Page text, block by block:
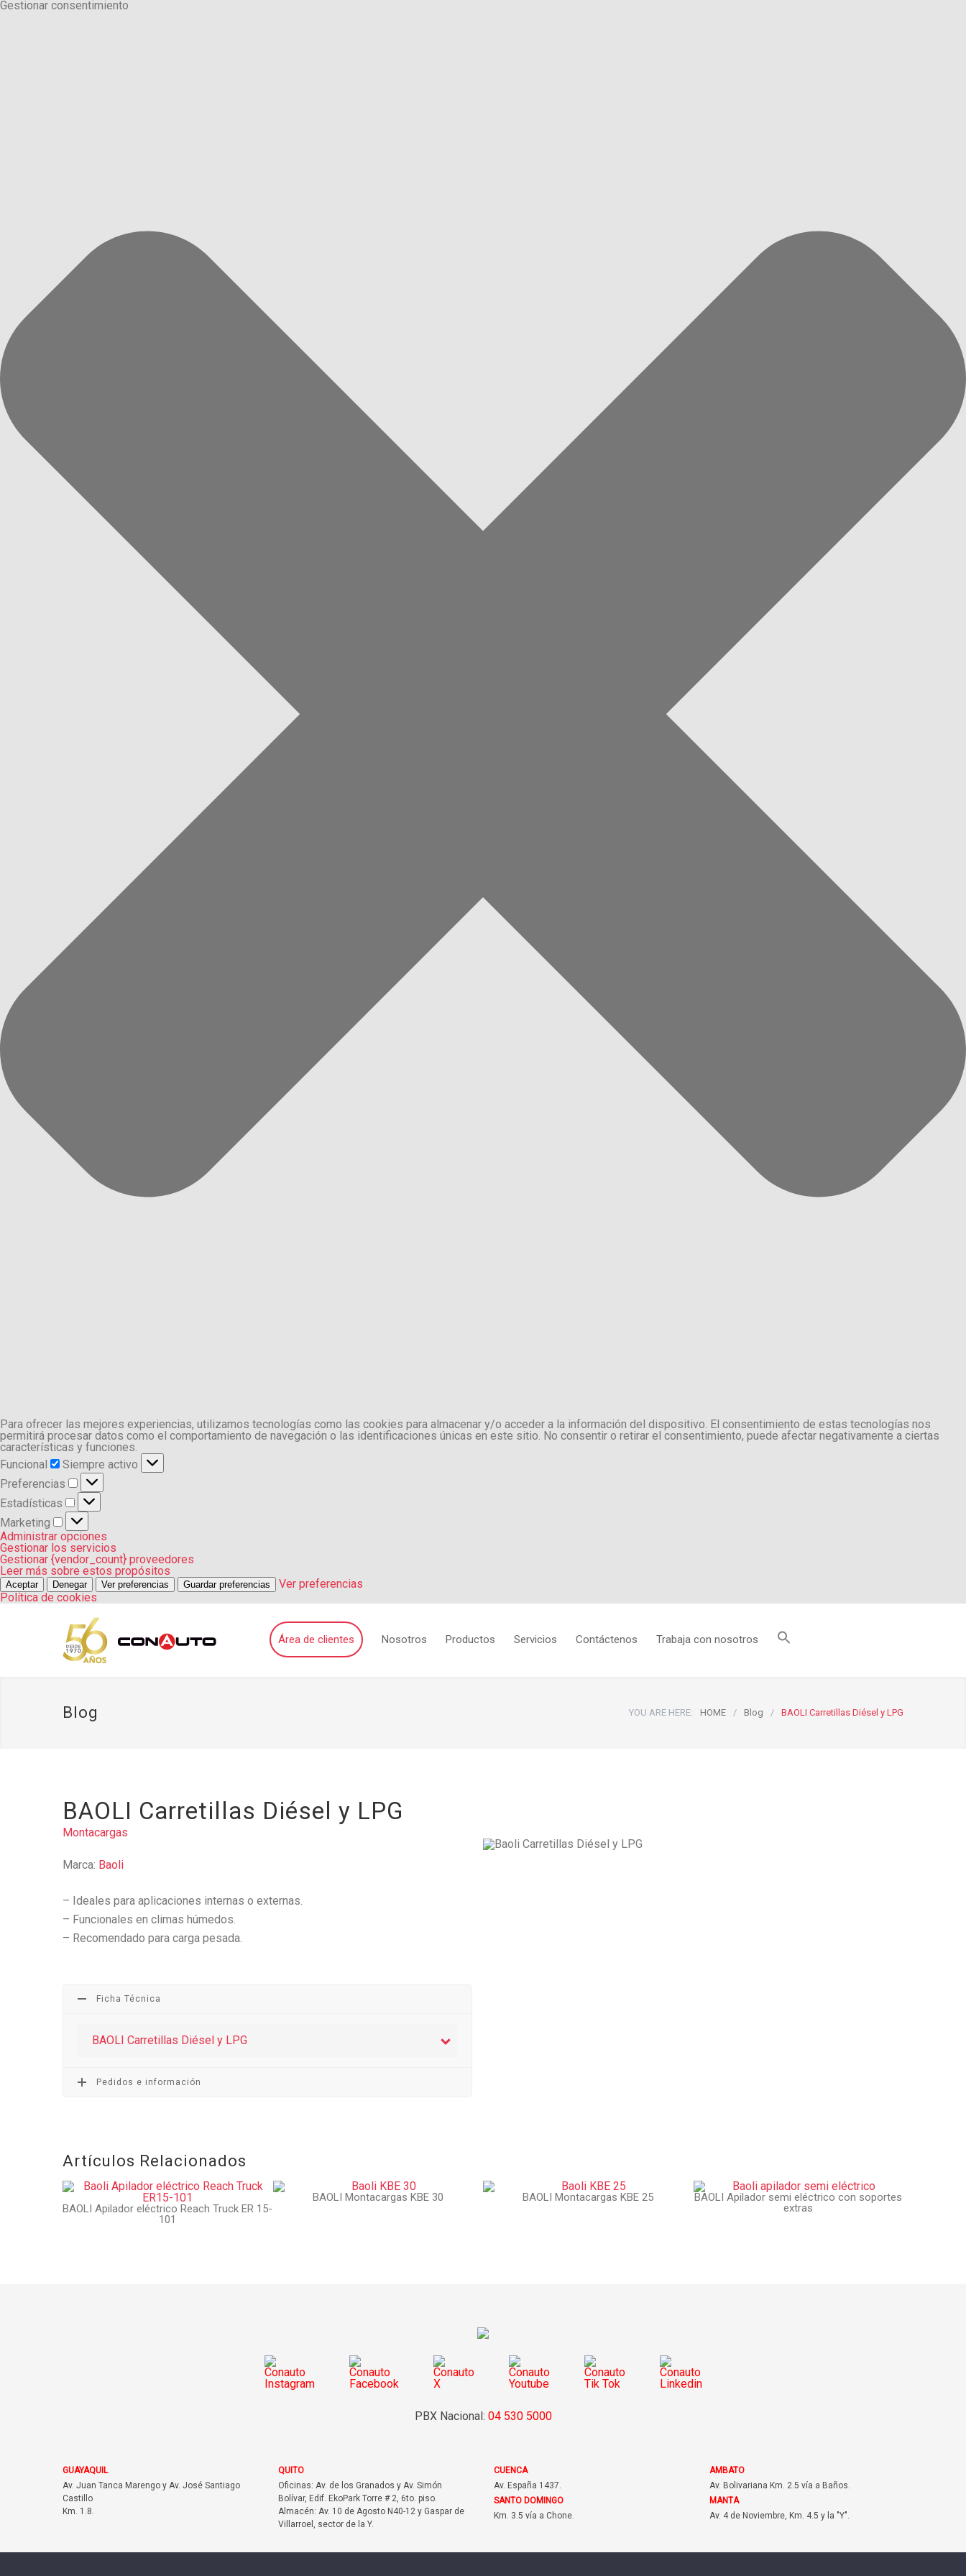
Gestionar consentimiento
Para ofrecer las mejores experiencias, utilizamos tecnologías como las cookies para almacenar y/o acceder a la información del dispositivo. El consentimiento de estas tecnologías nos
permitirá procesar datos como el comportamiento de navegación o las identificaciones únicas en este sitio. No consentir o retirar el consentimiento, puede afectar negativamente a ciertas
características y funciones.
Funcional
Funcional
Siempre activo
Preferencias
Preferencias
Estadísticas
Estadísticas
Marketing
Marketing
Administrar opciones
Gestionar los servicios
Gestionar {vendor_count} proveedores
Leer más sobre estos propósitos
Aceptar Denegar Ver preferencias Guardar preferencias
Ver preferencias
Política de cookies
Área de clientes Nosotros Productos Servicios Contáctenos Trabaja con nosotros
Blog YOU ARE HERE: HOME / Blog / BAOLI Carretillas Diésel y LPG
BAOLI Carretillas Diésel y LPG
Montacargas
Marca: Baoli
– Ideales para aplicaciones internas o externas.
– Funcionales en climas húmedos.
– Recomendado para carga pesada.
Ficha Técnica
BAOLI Carretillas Diésel y LPG
Pedidos e información
Artículos Relacionados
BAOLI Apilador eléctrico Reach Truck ER 15-
101
BAOLI Montacargas KBE 30 BAOLI Montacargas KBE 25
BAOLI Apilador semi eléctrico con soportes
extras
PBX Nacional: 04 530 5000
GUAYAQUIL
Av. Juan Tanca Marengo y Av. José Santiago
Castillo
Km. 1.8.
QUITO
Oficinas: Av. de los Granados y Av. Simón
Bolívar, Edif. EkoPark Torre # 2, 6to. piso.
Almacén: Av. 10 de Agosto N40-12 y Gaspar de
Villarroel, sector de la Y.
CUENCA
Av. España 1437.
AMBATO
Av. Bolivariana Km. 2.5 vía a Baños.
SANTO DOMINGO
Km. 3.5 vía a Chone.
MANTA
Av. 4 de Noviembre, Km. 4.5 y la "Y".